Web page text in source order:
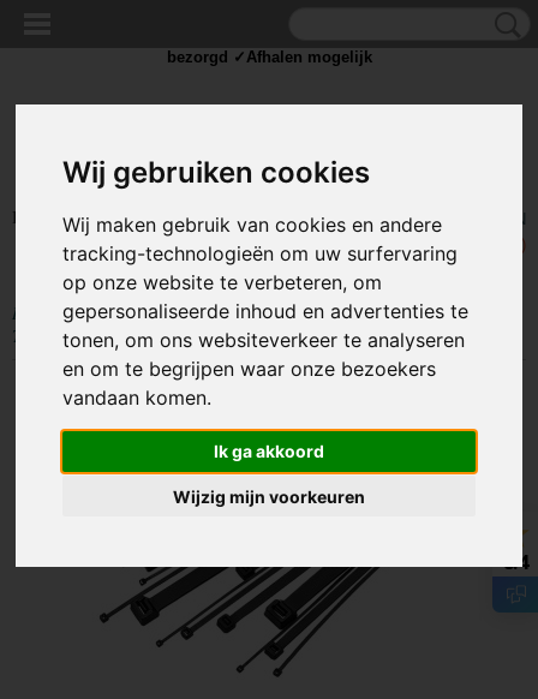
Wij gebruiken cookies
Wij maken gebruik van cookies en andere
tracking-technologieën om uw surfervaring
op onze website te verbeteren, om
gepersonaliseerde inhoud en advertenties te
tonen, om ons websiteverkeer te analyseren
en om te begrijpen waar onze bezoekers
vandaan komen.
Ik ga akkoord
Wijzig mijn voorkeuren
Inloggen Registreren
UW WINKELWAGEN
Geen producten
(0)
Home >TIE WRAP / KABELBINDER> Tie Wrap groot>Kabelbinders
Tie-Wraps 700X9mm Zwart
bezorgd ✓Afhalen mogelijk
8.4